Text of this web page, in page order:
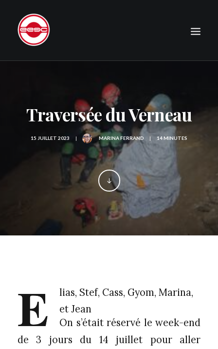
JOURNAL
PUBLICATIONS
Traversée du Verneau
15 JUILLET 2023 | MARINA FERRAND | 14 MINUTES
E
lias, Stef, Cass, Gyom, Marina,
et Jean
On s’était réservé le week-end
de 3 jours du 14 juillet pour aller